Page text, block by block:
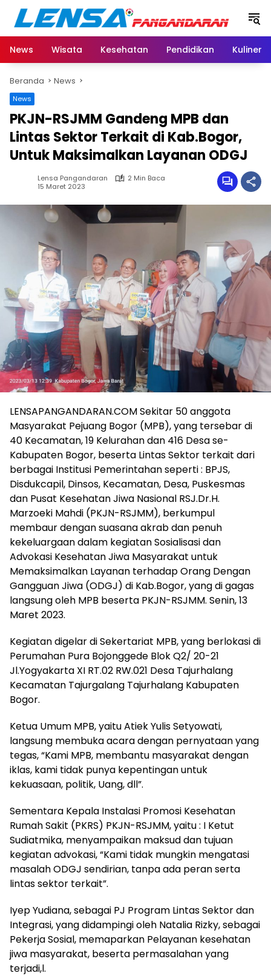
Langsung
konten
News
Wisata Kesehatan Pendidikan Kuliner
Beranda News
News
PKJN-RSJMM Gandeng MPB dan
Lintas Sektor Terkait di Kab.Bogor,
Untuk Maksimalkan Layanan ODGJ
Lensa Pangandaran
2 Min Baca
15 Maret 2023
LENSAPANGANDARAN.COM Sekitar 50 anggota
Masyarakat Pejuang Bogor (MPB), yang tersebar di
40 Kecamatan, 19 Kelurahan dan 416 Desa se-
Kabupaten Bogor, beserta Lintas Sektor terkait dari
berbagai Institusi Pemerintahan seperti : BPJS,
Disdukcapil, Dinsos, Kecamatan, Desa, Puskesmas
dan Pusat Kesehatan Jiwa Nasional RSJ.Dr.H.
Marzoeki Mahdi (PKJN-RSJMM), berkumpul
membaur dengan suasana akrab dan penuh
kekeluargaan dalam kegiatan Sosialisasi dan
Advokasi Kesehatan Jiwa Masyarakat untuk
Memaksimalkan Layanan terhadap Orang Dengan
Gangguan Jiwa (ODGJ) di Kab.Bogor, yang di gagas
langsung oleh MPB beserta PKJN-RSJMM. Senin, 13
Maret 2023.
Kegiatan digelar di Sekertariat MPB, yang berlokasi di
Perumahan Pura Bojonggede Blok Q2/ 20-21
Jl.Yogyakarta XI RT.02 RW.021 Desa Tajurhalang
Kecamatan Tajurgalang Tajurhalang Kabupaten
Bogor.
Ketua Umum MPB, yaitu Atiek Yulis Setyowati,
langsung membuka acara dengan pernyataan yang
tegas, “Kami MPB, membantu masyarakat dengan
iklas, kami tidak punya kepentingan untuk
kekuasaan, politik, Uang, dll”.
Sementara Kepala Instalasi Promosi Kesehatan
Rumah Sakit (PKRS) PKJN-RSJMM, yaitu : I Ketut
Sudiatmika, menyampaikan maksud dan tujuan
kegiatan advokasi, “Kami tidak mungkin mengatasi
masalah ODGJ sendirian, tanpa ada peran serta
lintas sektor terkait”.
Iyep Yudiana, sebagai PJ Program Lintas Sektor dan
Integrasi, yang didampingi oleh Natalia Rizky, sebagai
Pekerja Sosial, memaparkan Pelayanan kesehatan
jiwa masyarakat, beserta permasalahan yang
terjadi,l.